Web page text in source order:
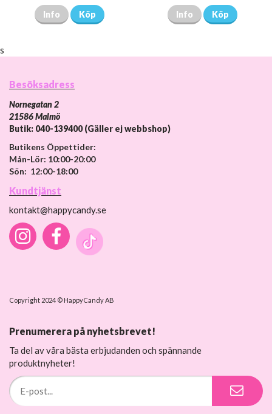
Info Köp Info Köp
s
Besöksadress
Nornegatan 2
21586 Malmö
Butik: 040-139400 (Gäller ej webbshop)
Butikens Öppettider:
Mån-Lör: 10:00-20:00
Sön: 12:00-18:00
Kundtjänst
kontakt@happycandy.se
Copyright 2024 © HappyCandy AB
Prenumerera på nyhetsbrevet!
Ta del av våra bästa erbjudanden och spännande
produktnyheter!